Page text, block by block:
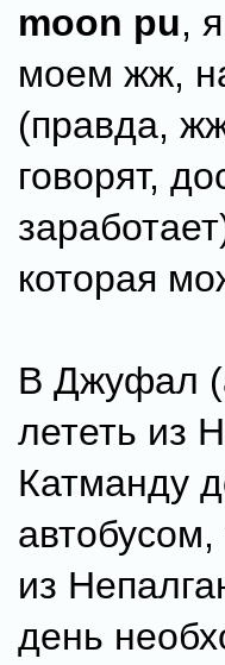
moon pu,
моем жж,
(правда,
говорят,
которая
В Джуфал
лететь из
Катманду
из
день